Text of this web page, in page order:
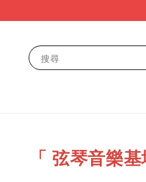
搜尋
「 弦琴音樂